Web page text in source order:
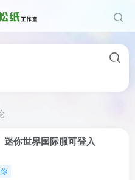
迷你世界国际服可登入